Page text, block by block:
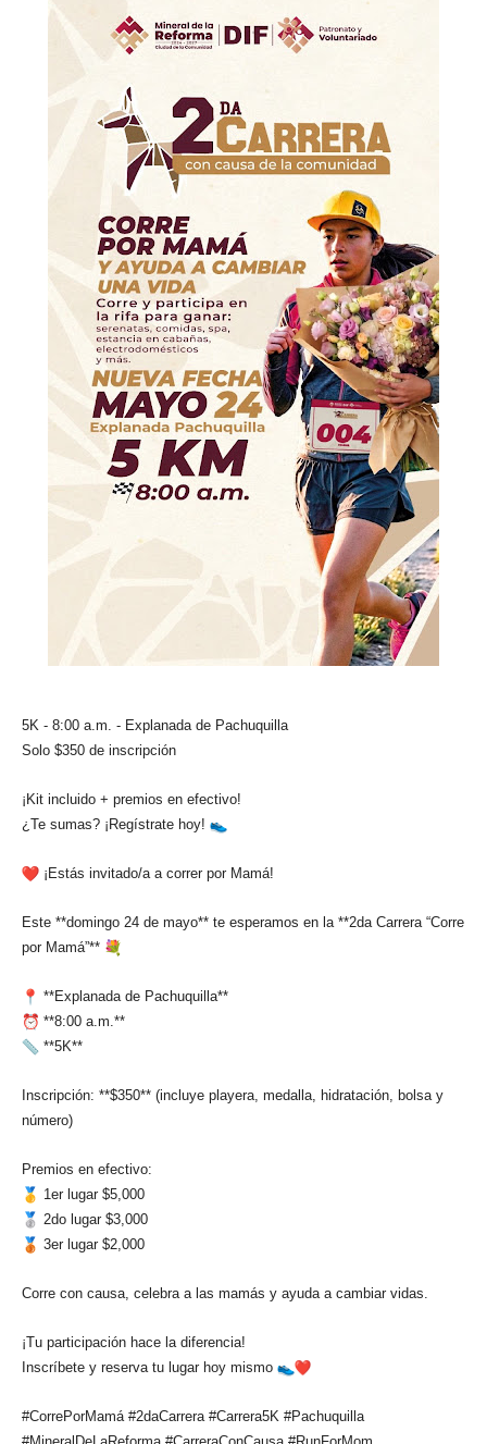
5K - 8:00 a.m. - Explanada de Pachuquilla
Solo $350 de inscripción
¡Kit incluido + premios en efectivo!
¿Te sumas? ¡Regístrate hoy!
¡Estás invitado/a a correr por Mamá!
Este **domingo 24 de mayo** te esperamos en la **2da Carrera “Corre
por Mamá”**
**Explanada de Pachuquilla**
**8:00 a.m.**
**5K**
Inscripción: **$350** (incluye playera, medalla, hidratación, bolsa y
número)
Premios en efectivo:
1er lugar $5,000
2do lugar $3,000
3er lugar $2,000
Corre con causa, celebra a las mamás y ayuda a cambiar vidas.
¡Tu participación hace la diferencia!
Inscríbete y reserva tu lugar hoy mismo
#CorrePorMamá #2daCarrera #Carrera5K #Pachuquilla